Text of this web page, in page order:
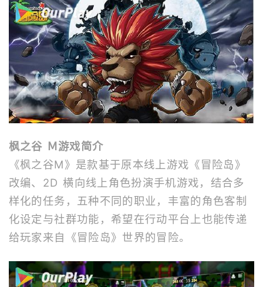
枫之谷 Ｍ游戏简介
《枫之谷M》是款基于原本线上游戏《冒险岛》
改编、2D 横向线上角色扮演手机游戏，结合多
样化的任务，五种不同的职业，丰富的角色客制
化设定与社群功能，希望在行动平台上也能传递
给玩家来自《冒险岛》世界的冒险。